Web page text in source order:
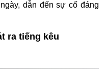
dẫn đến sự cố đáng
ra tiếng kêu